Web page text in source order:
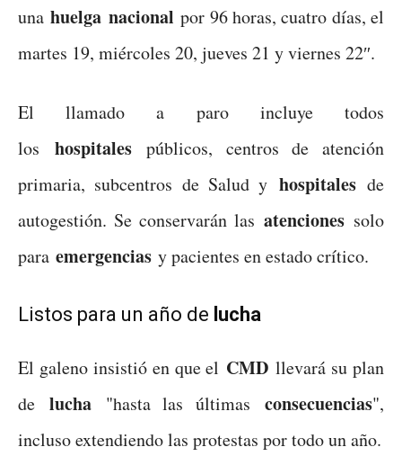
unahuelga nacional por 96 horas, cuatro días, el
martes 19, miércoles 20, jueves 21 y viernes 22″.
El llamado a paro incluye todos
los hospitalespúblicos, centros de atención
primaria, subcentros de Salud y hospitalesde
autogestión. Se conservarán las atenciones solo
para emergencias y pacientes en estado crítico.
Listos para un año de lucha
El galeno insistió en que el CMD llevará su plan
de lucha"hasta las últimasconsecuencias",
incluso extendiendo las protestas por todo un año.